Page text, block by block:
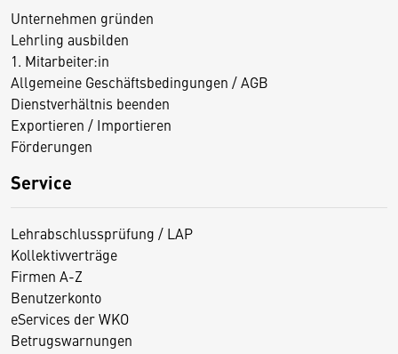
Unternehmen gründen
Lehrling ausbilden
1. Mitarbeiter:in
Allgemeine Geschäftsbedingungen / AGB
Dienstverhältnis beenden
Exportieren / Importieren
Förderungen
Service
Lehrabschlussprüfung / LAP
Kollektivverträge
Firmen A-Z
Benutzerkonto
eServices der WKO
Betrugswarnungen